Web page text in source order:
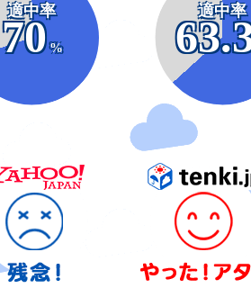
適中率
70
%
適中率